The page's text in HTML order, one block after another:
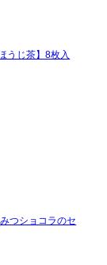
うじ茶】8枚入
つショコラのセ